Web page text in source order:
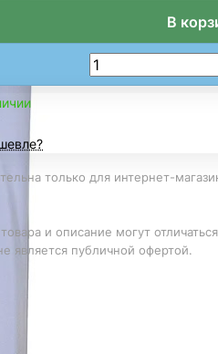
В
только для интернет-
и описание могут
является публичной офертой.